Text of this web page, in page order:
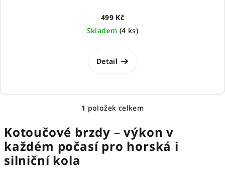
499 Kč
Skladem (4 ks)
Detail
O
l
á
1 položek celkem
Kotoučové brzdy – výkon v
každém počasí pro horská i
silniční kola